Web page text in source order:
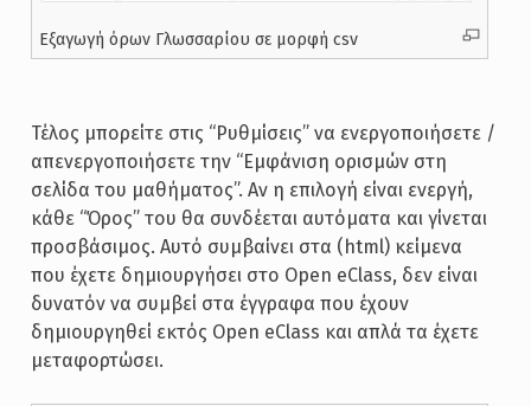
Εξαγωγή όρων Γλωσσαρίου σε μορφή csv
Τέλος μπορείτε στις “Ρυθμίσεις” να ενεργοποιήσετε /
απενεργοποιήσετε την “Εμφάνιση ορισμών στη
σελίδα του μαθήματος”. Αν η επιλογή είναι ενεργή,
κάθε “Όρος” του θα συνδέεται αυτόματα και γίνεται
προσβάσιμος. Αυτό συμβαίνει στα (html) κείμενα
που έχετε δημιουργήσει στο Open eClass, δεν είναι
δυνατόν να συμβεί στα έγγραφα που έχουν
δημιουργηθεί εκτός Open eClass και απλά τα έχετε
μεταφορτώσει.